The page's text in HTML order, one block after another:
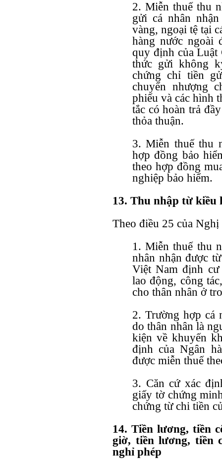
2. Miễn thuế thu
gửi cá nhân
vàng, ngoại tệ tại
hàng nước ngoài
quy định của Luật
thức gửi không
chứng chỉ tiền
chuyển nhượng
phiếu và các hình
tắc có hoàn trả
thỏa thuận.
3. Miễn thuế thu
hợp đồng bảo
theo hợp đồng
nghiệp bảo hiểm.
13. Thu nhập từ kiều
Theo điều 25 của
1. Miễn thuế thu
nhân nhận được
Việt Nam định
lao động, công
cho thân nhân ở
2. Trường hợp cá
do thân nhân là
kiện về khuyến
định của Ngân
được miễn thuế
3. Căn cứ xác
giấy tờ chứng
chứng từ chi tiền
14. Tiền lương, tiền
giờ, tiền lương, tiền
nghỉ phép